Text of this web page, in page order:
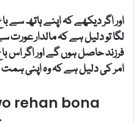
اور اگر دیکھے کہ اپنے ہاتھ سے
لگا تو دلیل ہے کہ مالدار عورت
فرزند حاصل ہوں گے اور اگر اس
امر کی دلیل ہے کہ وہ اپنی ہمت
rehan bona